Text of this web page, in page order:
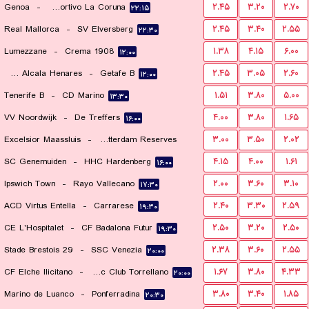
Genoa - Deportivo La Coruna ۲۲:۱۵ ۲.۴۵ ۳.۲۰
۲.۷۰
Real Mallorca - SV Elversberg ۲۲:۳۰ ۲.۴۵ ۳.۴۰
۲.۵۵
Lumezzane - Crema 1908 ۱۲:۰۰ ۱.۳۸ ۴.۱۵
۶.۰۰
RSD Alcala Henares
- Getafe B ۱۲:۰۰ ۲.۴۵ ۳.۰۵
۲.۶۰
Tenerife B - CD Marino ۱۳:۳۰ ۱.۵۱ ۳.۸۰
۵.۰۰
VV Noordwijk - De Treffers ۱۶:۰۰ ۴.۰۰ ۳.۸۰
۱.۶۵
Excelsior Maassluis - Sparta Rotterdam Reserves
۱۶:۰۰
۳.۰۰ ۳.۵۰
۲.۰۲
SC Genemuiden - HHC Hardenberg ۱۶:۰۰ ۴.۱۵ ۴.۰۰
۱.۶۱
Ipswich Town - Rayo Vallecano ۱۷:۳۰ ۲.۰۰ ۳.۶۰
۳.۱۰
ACD Virtus Entella - Carrarese ۱۹:۳۰ ۲.۴۰ ۳.۳۰
۲.۵۹
CE L'Hospitalet - CF Badalona Futur ۱۹:۳۰ ۲.۵۰ ۳.۲۰
۲.۵۰
Stade Brestois 29 - SSC Venezia ۲۰:۰۰ ۲.۳۸ ۳.۶۰
۲.۵۵
CF Elche Ilicitano - Athletic Club Torrellano ۲۰:۰۰ ۱.۶۷ ۳.۸۰
۴.۳۳
Marino de Luanco - Ponferradina ۲۰:۳۰ ۳.۸۰ ۳.۴۰
۱.۸۵